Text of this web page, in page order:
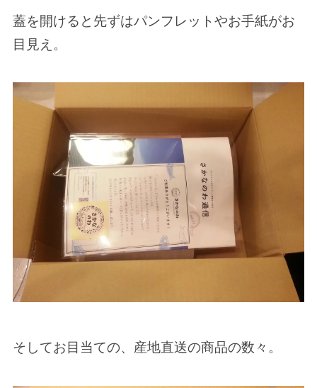
蓋を開けると先ずはパンフレットやお手紙がお
目見え。
そしてお目当ての、産地直送の商品の数々。